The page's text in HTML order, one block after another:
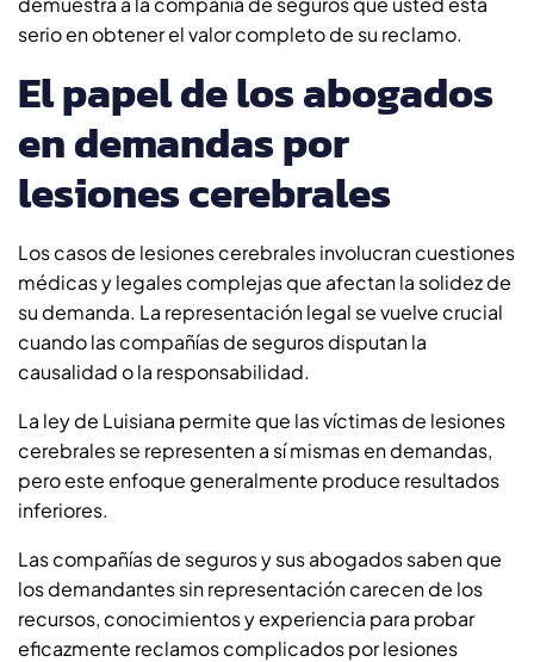
serio en obtener el valor completo de su reclamo.
El papel de los abogados
en demandas por
lesiones cerebrales
Los casos de lesiones cerebrales involucran cuestiones
médicas y legales complejas que afectan la solidez de
su demanda. La representación legal se vuelve crucial
cuando las compañías de seguros disputan la
causalidad o la responsabilidad.
La ley de Luisiana permite que las víctimas de lesiones
cerebrales se representen a sí mismas en demandas,
pero este enfoque generalmente produce resultados
inferiores.
Las compañías de seguros y sus abogados saben que
los demandantes sin representación carecen de los
recursos, conocimientos y experiencia para probar
eficazmente reclamos complicados por lesiones